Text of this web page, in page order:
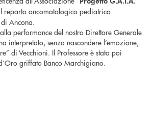
reparto oncomatologico pediatrico
di Ancona.
performance del nostro Direttore Generale
interpretato, senza nascondere l’emozione,
di Vecchioni. Il Professore è stato poi
griffato Banco Marchigiano.